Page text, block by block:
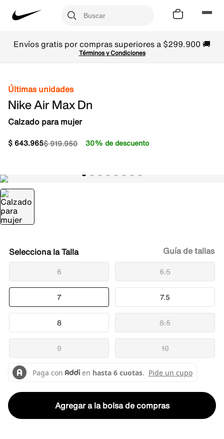
Envíos gratis por compras superiores a $299.900 🚚
Términos y Condiciones
Últimas unidades
Nike Air Max Dn
Calzado para mujer
$919.950
$ 643.965 30% de descuento
Talla
6 6.5
7 7.5
8 8.5
9 10
Guía de tallas
Agregar a la bolsa de compras